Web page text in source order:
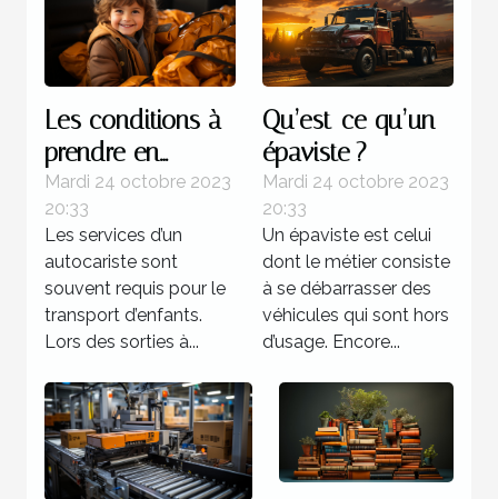
Les conditions à
prendre en
compte lors d’un
transport
d’enfants
Mardi 24 octobre 2023
20:33
Les services d’un
autocariste sont
souvent requis pour le
transport d’enfants.
Lors des sorties à...
Qu’est-ce qu’un
épaviste ?
Mardi 24 octobre 2023
20:33
Un épaviste est celui
dont le métier consiste
à se débarrasser des
véhicules qui sont hors
d’usage. Encore...